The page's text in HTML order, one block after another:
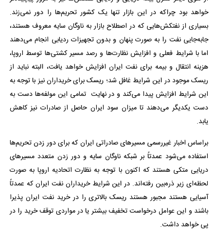
خواهد بود چراکه در این بازار تنها یک کشور تحریم‌ها را دور نمی‌زند.
بسیاری از نفتکش‌هایی که در اصطلاح بازار به ناوگان سایه معروف هستند،
جابه‌جایی نفت را به صورت پنهان و بدون تجهیزات ردیابی انجام می‌دهند
اما با شرایط فعلی و افزایش نظارت‌ها و رصد مسیر کشتی‌ها توسط اروپا،
هزینه انتقال و بیمه برای نفت ایران افزایش خواهد یافت، البته نباید از
ریسک موجود در این شرایط غافل شد؛ ریسک برای خریداران نیز با توجه به
این شرایط افزایش پیدا می‌کند و در نهایت تمامی این مولفه‌ها دست به
دست یکدیگر می‌دهند تا میزان سود ایران حاصل از صادرات نیز کاهش
یابد.
براساس اخبار غیررسمی مسیرهای صادراتی ایران که برای دور زدن تحریم‌ها
استفاده می‌شود عمدتاً بر شبکه ناوگان سایه و دور زدن متعدد مسیرهای
دریایی متکی هستند که اکنون با توجه به نظارت اتحادیه اروپا به صورت
لحظه‌ای زیر ذره‌بین رفته‌اند. در این شرایط خریداران نفت ایران که عمدتاً
آسیایی هستند مجبور هستند ریسک بالاتری را در خرید نفت ایران پذیرا
باشند و این عوامل درخواست تخفیف بیشتر یا در مواردی توقف خرید را در
پی خواهد داشت.